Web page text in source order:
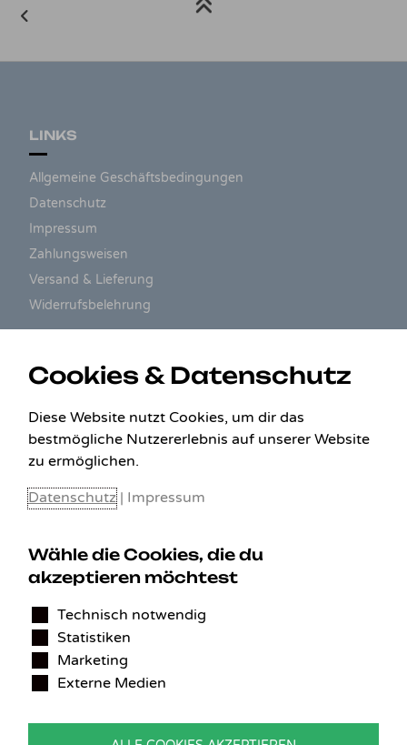
LINKS
Allgemeine Geschäftsbedingungen
Datenschutz
Impressum
Zahlungsweisen
Versand & Lieferung
Widerrufsbelehrung
KONTAKT
Benedikt Stelzner
Autopflege Stelzner
Kohlgraben 2b
Deutschland
Cookies & Datenschutz
Diese Website nutzt Cookies, um dir das
bestmögliche Nutzererlebnis auf unserer Website
zu ermöglichen.
Datenschutz | Impressum
Wähle die Cookies, die du
akzeptieren möchtest
Technisch notwendig
Statistiken
Marketing
Externe Medien